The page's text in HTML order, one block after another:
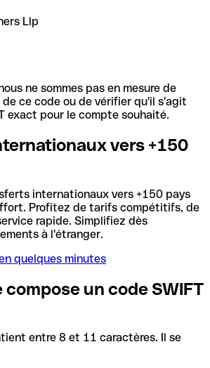
Llp
ne sommes pas en mesure de
ce code ou de vérifier qu'il s'agit
exact pour le compte souhaité.
vers +150
internationaux vers +150 pays
Profitez de tarifs compétitifs, de
rapide. Simplifiez dès
à l'étranger.
quelques minutes
un code SWIFT
entre 8 et 11 caractères. Il se